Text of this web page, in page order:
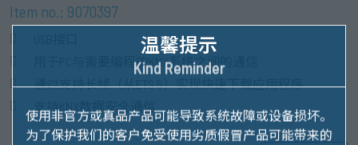
Item no.: 9070397
用于PC与需要编程的KNX系统之间的通信
通过支持长帧（从ETS 5）实现快速下载应用程序
支持KNX数据安全通信
温馨提示
Kind Reminder
使用非官方或真品产品可能导致系统故障或设备损坏。
为了保护我们的客户免受使用劣质假冒产品可能带来的